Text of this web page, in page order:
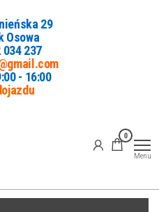
29
Osowa
034 237
- 16:00
0
Menu